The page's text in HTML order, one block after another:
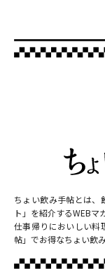
ちょい飲み手帖とは、
ト」を紹介するWEBマ
仕事帰りにおいしい
帖」でお得なちょい飲